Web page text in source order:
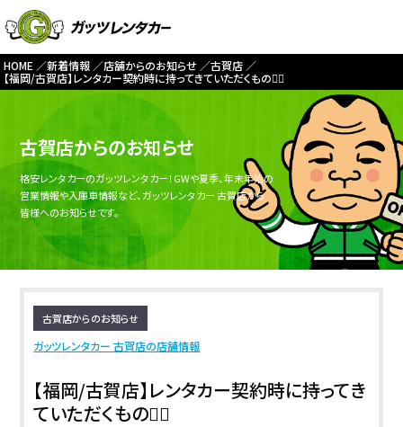
HOME 新着情報 店舗からのお知らせ
古賀店
【福岡/古賀店】レンタカー契約時に持ってきていただくもの🙇‍♀️
古賀店からのお知らせ
格安レンタカーのガッツレンタカー！GWや夏季、年末年始の
営業情報や入庫車情報など、ガッツレンタカー 古賀店から
皆様へのお知らせです。
古賀店からのお知らせ
ガッツレンタカー 古賀店の店舗情報
【福岡/古賀店】レンタカー契約時に持ってき
ていただくもの🙇‍♀️